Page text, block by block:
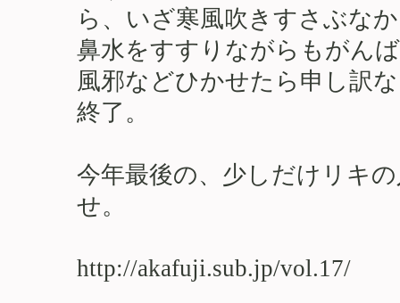
ら、いざ寒風吹きすさぶな
鼻水をすすりながらもがん
風邪などひかせたら申し訳
終了。
今年最後の、少しだけリキ
せ。
http://akafuji.sub.jp/vol.17/